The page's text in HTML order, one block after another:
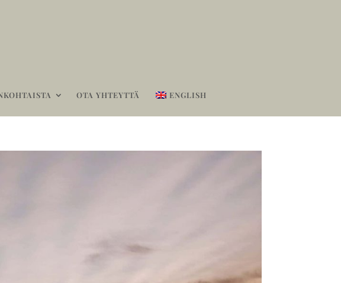
OTA YHTEYTTÄ ENGLISH